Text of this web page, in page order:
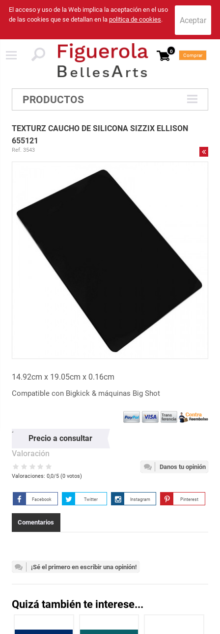
El acceso y uso de la Web implica la aceptación en el uso
de las cookies que se detallan en la politica de cookies.
0
Comprar
PRODUCTOS
TEXTURZ CAUCHO DE SILICONA SIZZIX ELLISON
655121
Ref. 3543
14.92cm x 19.05cm x 0.16cm
Compatible con Bigkick & máquinas Big Shot
Precio a consultar
Danos tu opinión
Valoración
Valoraciones: 0,0/5 (0votos)
Facebook Twitter Instagram Pinterest
Comentarios
¡Sé el primero en escribir una opinión!
Quizá también te interese...